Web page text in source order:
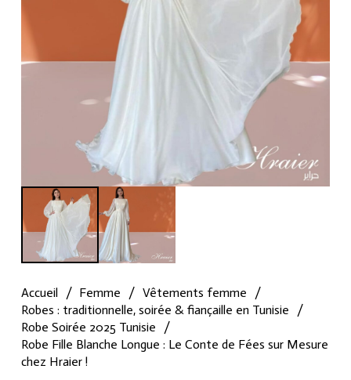
Accueil / Femme / Vêtements femme
/
Robes : traditionnelle, soirée & fiançaille en Tunisie
/
Robe Soirée 2025 Tunisie
/
Robe Fille Blanche Longue : Le Conte de Fées sur Mesure
chez Hraier !